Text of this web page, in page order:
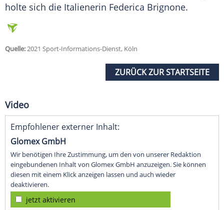
holte sich die Italienerin Federica Brignone.
Quelle:2021 Sport-Informations-Dienst, Köln
ZURÜCK ZUR STARTSEITE
Video
Empfohlener externer Inhalt:
Glomex GmbH
Wir benötigen Ihre Zustimmung, um den von unserer Redaktion
eingebundenen Inhalt von Glomex GmbH anzuzeigen. Sie können
diesen mit einem Klick anzeigen lassen und auch wieder
deaktivieren.
jetzt aktivieren